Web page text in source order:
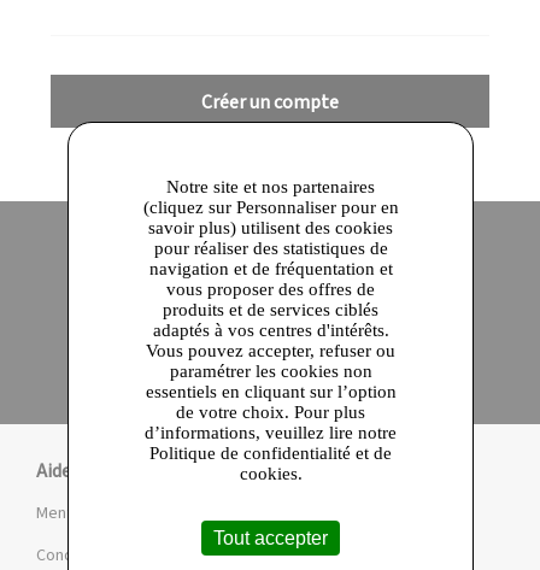
Créer un compte
Site officiel Paiement en ligne sécurisé
Click and collect
en 24 heures
Qualité garantie
Aide
Mentions légales et CGU
Conditions de la Marketplace
Notre site et nos partenaires
(cliquez sur Personnaliser pour en
savoir plus) utilisent des cookies
pour réaliser des statistiques de
navigation et de fréquentation et
vous proposer des offres de
produits et de services ciblés
adaptés à vos centres d'intérêts.
Vous pouvez accepter, refuser ou
paramétrer les cookies non
essentiels en cliquant sur l’option
de votre choix. Pour plus
d’informations, veuillez lire notre
Politique de confidentialité et de
cookies.
Tout accepter